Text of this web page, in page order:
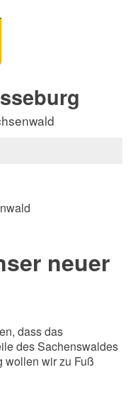
neuer
dass das
des Sachenswaldes
wollen wir zu Fuß